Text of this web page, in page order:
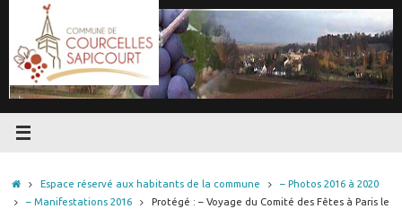
contenu
Accueil
Espace réservé aux habitants de la commune
– Photos 2016 à 2020
– Manifestations 2016
Protégé : – Voyage du Comité des Fêtes à Paris le